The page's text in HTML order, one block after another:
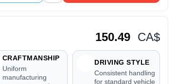
150.49 CA$
CRAFTMANSHIP
Uniform
manufacturing
DRIVING STYLE
Consistent handling
for standard vehicle